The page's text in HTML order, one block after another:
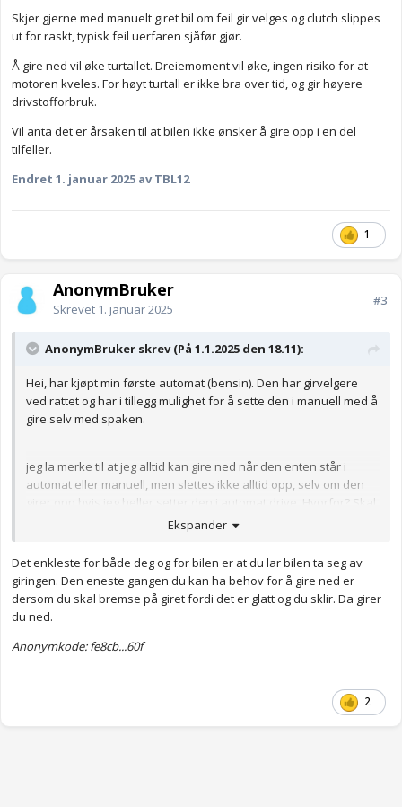
Skjer gjerne med manuelt giret bil om feil gir velges og clutch slippes
ut for raskt, typisk feil uerfaren sjåfør gjør.
Å gire ned vil øke turtallet. Dreiemoment vil øke, ingen risiko for at
motoren kveles. For høyt turtall er ikke bra over tid, og gir høyere
drivstofforbruk.
Vil anta det er årsaken til at bilen ikke ønsker å gire opp i en del
tilfeller.
Endret 1. januar 2025 av TBL12
1
AnonymBruker
Skrevet 1. januar 2025
#3
AnonymBruker skrev (På 1.1.2025 den 18.11):
Hei, har kjøpt min første automat (bensin). Den har girvelgere
ved rattet og har i tillegg mulighet for å sette den i manuell med å
gire selv med spaken.
jeg la merke til at jeg alltid kan gire ned når den enten står i
automat eller manuell, men slettes ikke alltid opp, selv om den
girer opp hvis jeg heller setter den i automat drive. Hvorfor? Skal
Ekspander
Det enkleste for både deg og for bilen er at du lar bilen ta seg av
giringen. Den eneste gangen du kan ha behov for å gire ned er
dersom du skal bremse på giret fordi det er glatt og du sklir. Da girer
du ned.
Anonymkode: fe8cb...60f
2